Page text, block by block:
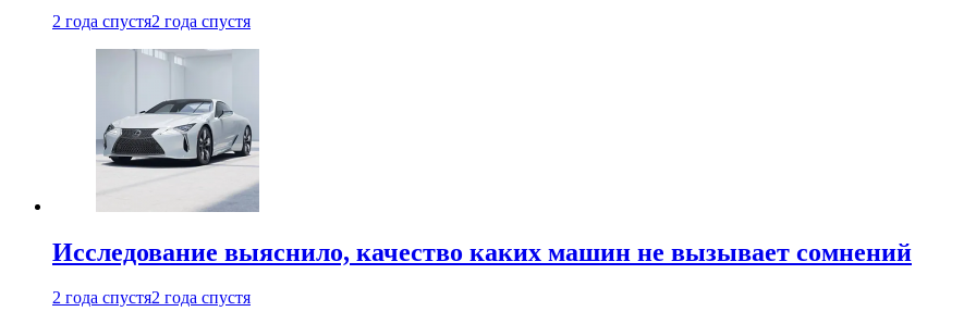
2 года спустя2 года спустя
Исследование выяснило, качество каких машин не вызывает сомнений
2 года спустя2 года спустя